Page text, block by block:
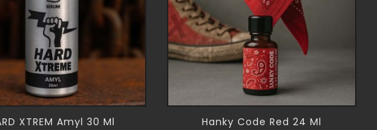
XTREM Amyl 30 Ml Hanky Code Red 24 Ml